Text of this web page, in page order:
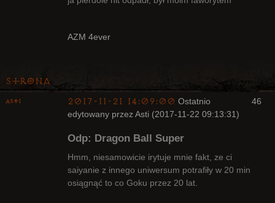
AZM 4ever
Strona
46
Asti 2017-11-21 14:09:00 Ostatnio
edytowany przez Asti (2017-11-22 09:13:31)
Odp: Dragon Ball Super
Hmm, niesamowicie irytuje mnie fakt, ze ci
saiyanie z innego uniwersum potrafiły w 20 min
osiągnąć to co Goku przez 20 lat.